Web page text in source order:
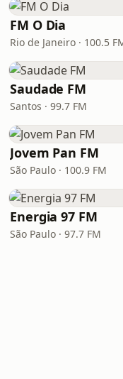
FM O Dia
Rio de Janeiro · 100.5
Saudade FM
Santos · 99.7 FM
Jovem Pan FM
São Paulo · 100.9 FM
Energia 97 FM
São Paulo · 97.7 FM